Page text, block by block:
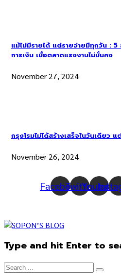
แม้ไม่มีรายได้ แต่รายจ่ายมีทุกวัน :
การเงิน เมื่อตลาดแรงงานไม่มั่นคง
November 27, 2024
กรุงโรมไม่ได้สร้างเสร็จในวันเดียว
November 26, 2024
FacebookTwitterYoutube
Type and hit Enter to